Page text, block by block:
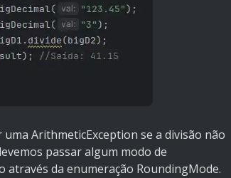
ArithmeticException se a divisão não
passar algum modo de
da enumeração RoundingMode.